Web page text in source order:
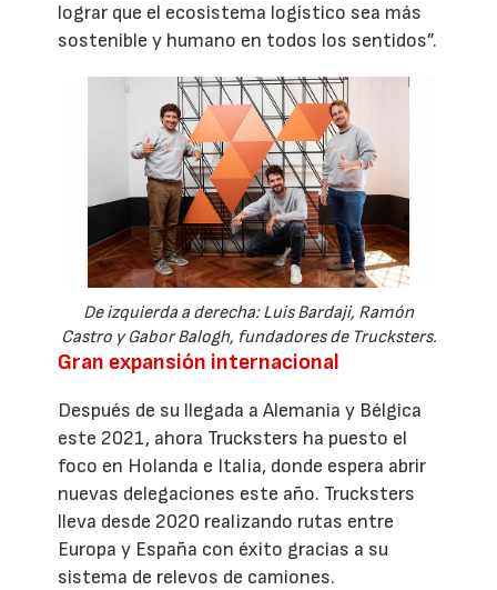
lograr que el ecosistema logístico sea más
sostenible y humano en todos los sentidos”.
De izquierda a derecha: Luis Bardaji, Ramón
Castro y Gabor Balogh, fundadores de Trucksters.
Gran expansión internacional
Después de su llegada a Alemania y Bélgica
este 2021, ahora Trucksters ha puesto el
foco en Holanda e Italia, donde espera abrir
nuevas delegaciones este año. Trucksters
lleva desde 2020 realizando rutas entre
Europa y España con éxito gracias a su
sistema de relevos de camiones.